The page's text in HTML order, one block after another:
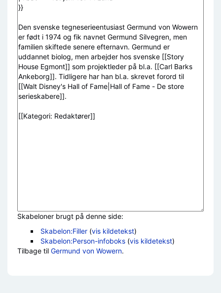
Skabeloner brugt på denne side:
Skabelon:Filler(vis kildetekst)
Skabelon:Person-infoboks(vis kildetekst)
Tilbage til Germund von Wowern.